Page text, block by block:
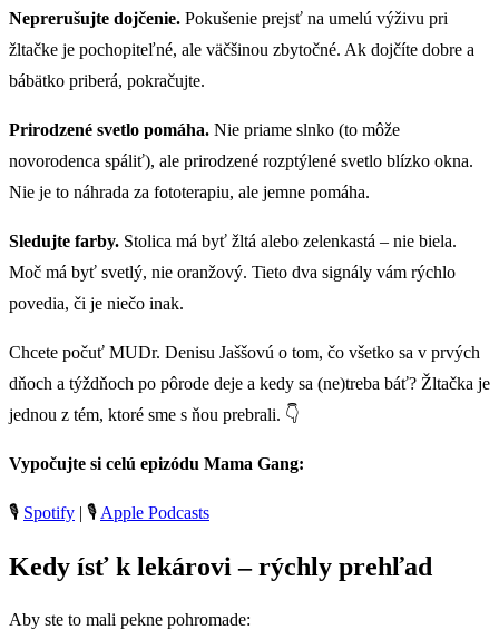
Neprerušujte dojčenie. Pokušenie prejsť na umelú výživu pri
žltačke je pochopiteľné, ale väčšinou zbytočné. Ak dojčíte dobre a
bábätko priberá, pokračujte.
Prirodzené svetlo pomáha. Nie priame slnko (to môže
novorodenca spáliť), ale prirodzené rozptýlené svetlo blízko okna.
Nie je to náhrada za fototerapiu, ale jemne pomáha.
Sledujte farby. Stolica má byť žltá alebo zelenkastá – nie biela.
Moč má byť svetlý, nie oranžový. Tieto dva signály vám rýchlo
povedia, či je niečo inak.
Chcete počuť MUDr. Denisu Jaššovú o tom, čo všetko sa v prvých
dňoch a týždňoch po pôrode deje a kedy sa (ne)treba báť? Žltačka je
jednou z tém, ktoré sme s ňou prebrali. 👇
Vypočujte si celú epizódu Mama Gang:
🎙️ Spotify | 🎙️ Apple Podcasts
Kedy ísť k lekárovi – rýchly prehľad
Aby ste to mali pekne pohromade: